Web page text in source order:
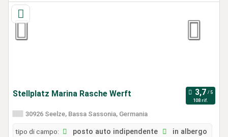
Stellplatz Marina Rasche Werft
108 rif.
30926 Seelze, Bassa Sassonia, Germania
tipo di campo: posto auto indipendente
in albergo